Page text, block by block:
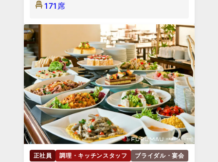
171席
正社員 調理・キッチンスタッフ ブライダル・宴会